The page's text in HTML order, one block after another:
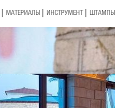
МАТЕРИАЛЫ ИНСТРУМЕНТ ШТАМПЫ